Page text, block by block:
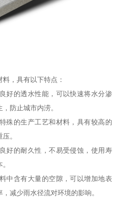
，具有以下特点：
好的透水性能，可以快速将水分渗
防止城市内涝。
殊的生产工艺和材料，具有较高的
。
好的耐久性，不易受侵蚀，使用寿
中含有大量的空隙，可以增加地表
减少雨水径流对环境的影响。